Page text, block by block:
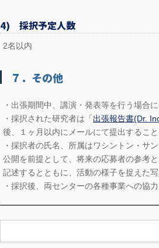
4) 採択予定人数
2名以内
７．その他
・出張期間中、講演・発表等を行う場合
・採択された研究者は「 出張報告書(Dr.
後、１ヶ月以内にメールにて提出すること
・採択者の氏名、所属はワシントン・サ
公開を前提として、将来の応募者の参考
記述するとともに、活動の様子を捉えた写
・採択後、両センターの各種事業への協